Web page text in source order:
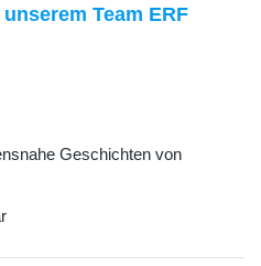
Team ERF
Geschichten von